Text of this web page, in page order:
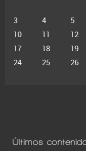
3
4 5
10
11 12
17
18 19
24
25 26
Últimos